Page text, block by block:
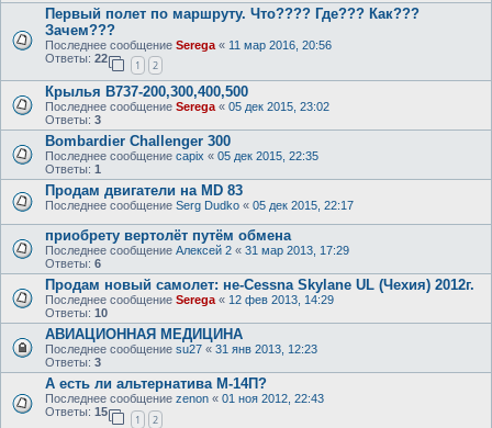
Первый полет по маршруту. Что???? Где??? Как???
Зачем???
Последнее сообщение Serega « 11 мар 2016, 20:56
Ответы: 22
1 2
Крылья B737-200,300,400,500
Последнее сообщение Serega « 05 дек 2015, 23:02
Ответы: 3
Bombardier Challenger 300
Последнее сообщение capix « 05 дек 2015, 22:35
Ответы: 1
Продам двигатели на MD 83
Последнее сообщение Serg Dudko « 05 дек 2015, 22:17
приобрету вертолёт путём обмена
Последнее сообщение Алексей 2 « 31 мар 2013, 17:29
Ответы: 6
Продам новый самолет: не-Cessna Skylanе UL (Чехия) 2012г.
Последнее сообщение Serega « 12 фев 2013, 14:29
Ответы: 10
АВИАЦИОННАЯ МЕДИЦИНА
Последнее сообщение su27 « 31 янв 2013, 12:23
Ответы: 3
А есть ли альтернатива М-14П?
Последнее сообщение zenon « 01 ноя 2012, 22:43
Ответы: 15
1 2